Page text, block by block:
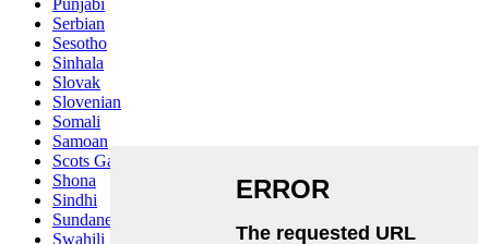
Serbian
Sesotho
Sinhala
Slovak
Slovenian
Somali
Samoan
Scots Gaelic
Shona
Sindhi
Sundanese
Swahili